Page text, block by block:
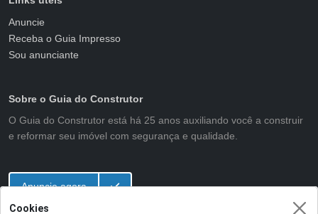
Anuncie
Receba o Guia Impresso
Sou anunciante
Sobre o Guia do Construtor
O Guia do Construtor está há 25 anos auxiliando você a construir
e reformar seu imóvel com segurança e qualidade.
Anuncie agora
Cookies